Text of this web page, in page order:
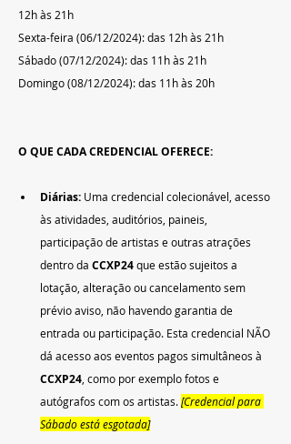
12h às 21h
Sexta-feira (06/12/2024): das 12h às 21h
Sábado (07/12/2024): das 11h às 21h
Domingo (08/12/2024): das 11h às 20h
O QUE CADA CREDENCIAL OFERECE:
Diárias: Uma credencial colecionável, acesso
às atividades, auditórios, paineis,
participação de artistas e outras atrações
dentro da CCXP24 que estão sujeitos a
lotação, alteração ou cancelamento sem
prévio aviso, não havendo garantia de
entrada ou participação. Esta credencial NÃO
dá acesso aos eventos pagos simultâneos à
CCXP24 , como por exemplo fotos e
autógrafos com os artistas. [Credencial para
Sábado está esgotada]